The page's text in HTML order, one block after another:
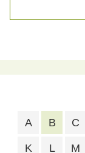
A B C
K L M